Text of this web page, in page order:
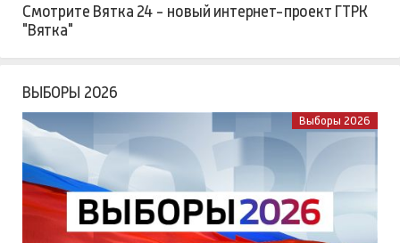
Смотрите Вятка 24 - новый интернет-проект ГТРК
"Вятка"
ВЫБОРЫ 2026
Выборы 2026